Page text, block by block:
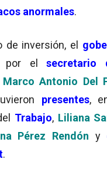
anormales.
de inversión, el
por el
secretario
Marco Antonio Del
presentes,
Trabajo, Liliana
Pérez Rendón y
.